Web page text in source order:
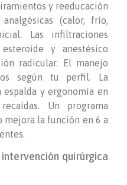
y reeducación
(calor, frío,
Las infiltraciones
y anestésico
radicular. El manejo
según tu perfil. La
y ergonomía en
Un programa
la función en 6 a
quirúrgica